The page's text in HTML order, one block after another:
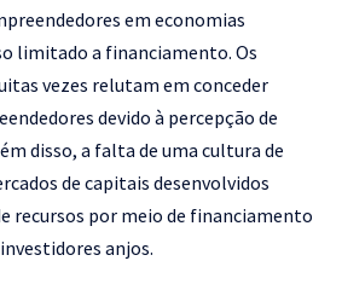
em economias
limitado a financiamento. Os
vezes relutam em conceder
devido à percepção de
disso, a falta de uma cultura de
de capitais desenvolvidos
recursos por meio de financiamento
anjos.